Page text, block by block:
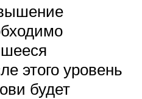
этого уровень
будет